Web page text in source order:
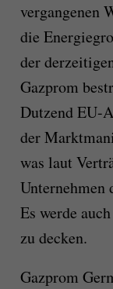
vergangenen
die
der
Gazprom
Dutzend EU-
der
was laut
Es werde
zu decken.
Gazprom